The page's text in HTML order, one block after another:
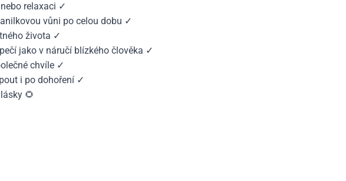
relaxaci ✓
vůni po celou dobu ✓
života ✓
jako v náručí blízkého člověka ✓
chvíle ✓
i po dohoření ✓
🌻